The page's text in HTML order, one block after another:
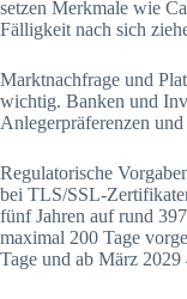
setzen Merkmale wie
Fälligkeit nach sich
Marktnachfrage und
wichtig. Banken und
Anlegerpräferenzen
Regulatorische
bei TLS/SSL-
fünf Jahren auf rund
maximal 200 Tage
Tage und ab März 2029